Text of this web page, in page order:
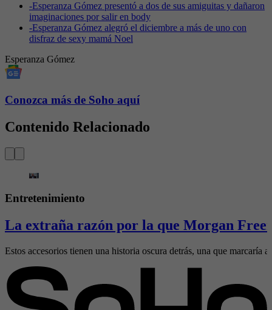
-Esperanza Gómez presentó a dos de sus amiguitas y dañaron
imaginaciones por salir en body
-Esperanza Gómez alegró el diciembre a más de uno con
disfraz de sexy mamá Noel
Esperanza Gómez
Conozca más de Soho aquí
Contenido Relacionado
Entretenimiento
La extraña razón por la que Morgan
Estos accesorios tienen una historia oscura detrás, una que marcaría